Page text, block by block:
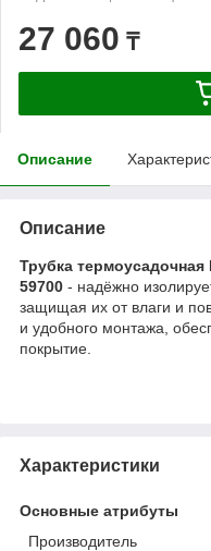
27 060 ₸
Описание
Описание
Трубка
59700 - надёжно
защищая их от влаги и
и удобного монтажа,
покрытие.
Характеристики
Основные атрибуты
Производитель